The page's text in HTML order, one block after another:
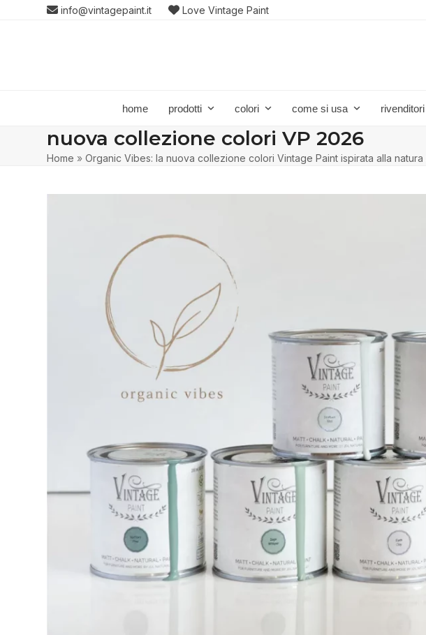
info@vintagepaint.it Love Vintage Paint
home prodotti colori come si usa rivenditori
nuova collezione colori VP 2026
Home »Organic Vibes: la nuova collezione colori Vintage Paint ispirata alla natura